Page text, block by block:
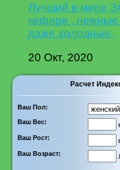
Лучший в мире
кефире , нежные
даже холодные.
20 Окт, 2020
Расчет
Ваш Пол:
Ваш Вес:
Ваш Рост:
Ваш Возраст: